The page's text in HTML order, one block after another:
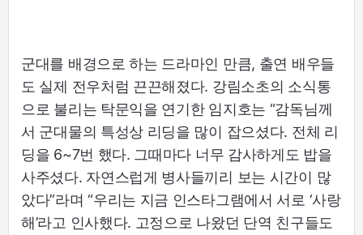
군대를 배경으로 하는 드라마인 만큼, 출연 배우들
도 실제 전우처럼 끈끈해졌다. 강림소초의 소식통
으로 불리는 탁문익을 연기한 임지호는 “감독님께
서 군대물의 특성상 리딩을 많이 잡으셨다. 전체 리
딩을 6~7번 했다. 그때마다 너무 감사하게도 밥을
사주셨다. 자연스럽게 병사들끼리 보는 시간이 많
았다”라며 “우리는 지금 인스타그램에서 서로 ‘사랑
해’라고 인사했다. 고정으로 나왔던 단역 친구들도